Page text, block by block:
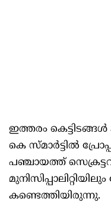
ഇത്തരം
കെ സ്‌മാർട്ടിൽ
പഞ്ചായത്ത്‌
കണ്ടെത്തിയിരുന്നു.